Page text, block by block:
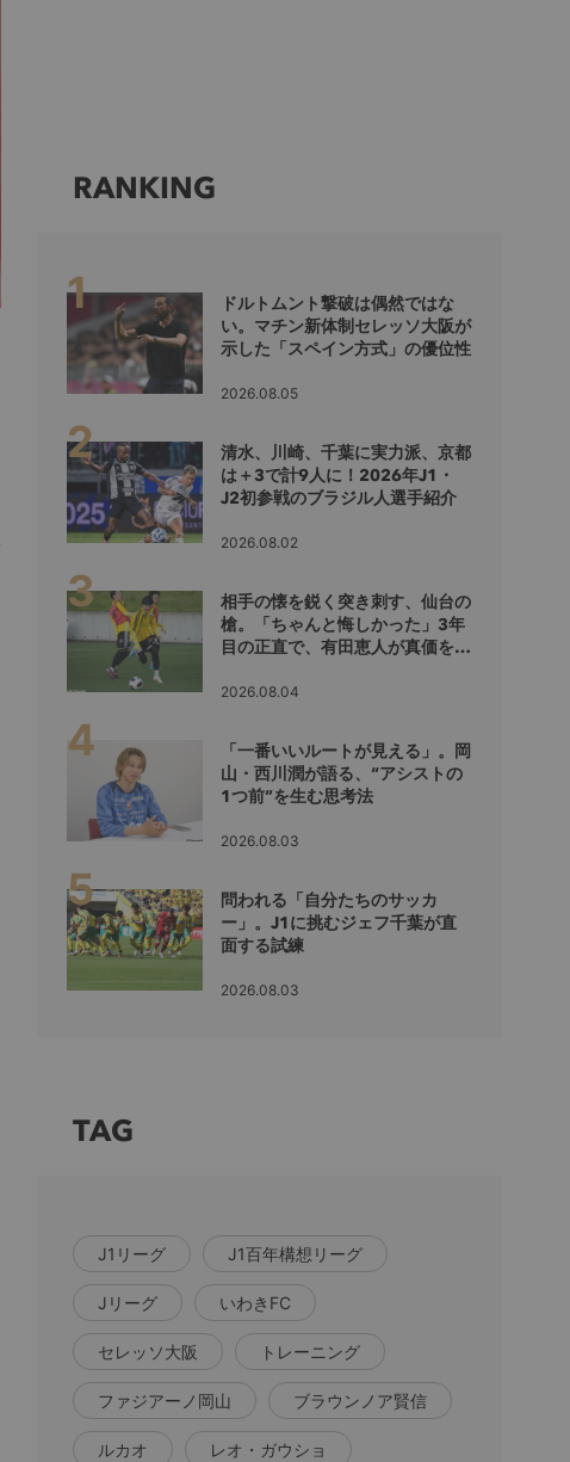
RANKING
ドルトムント撃破は偶然ではな
い。マチン新体制セレッソ大阪が
示した「スペイン方式」の優位性
2026.08.05
清水、川崎、千葉に実力派、京都
は＋3で計9人に！2026年J1・
J2初参戦のブラジル人選手紹介
2026.08.02
相手の懐を鋭く突き刺す、仙台の
槍。「ちゃんと悔しかった」3年
目の正直で、有田恵人が真価を示
2026.08.04
「一番いいルートが見える」。岡
山・西川潤が語る、“アシストの
1つ前”を生む思考法
2026.08.03
問われる「自分たちのサッカ
ー」。J1に挑むジェフ千葉が直
面する試練
2026.08.03
TAG
J1リーグ J1百年構想リーグ
Jリーグ いわきFC
セレッソ大阪 トレーニング
ファジアーノ岡山 ブラウンノア賢信
ルカオ レオ・ガウショ